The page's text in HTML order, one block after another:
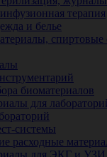
терапия
и белье
спиртовые
биоматериалов
для
системы
расходные
для ЭКГ и УЗИ